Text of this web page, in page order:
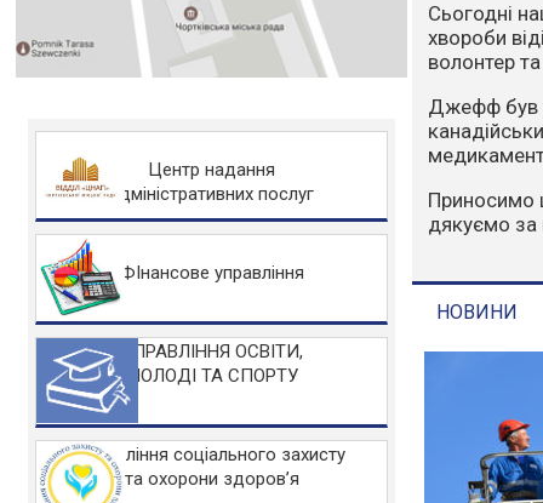
Центр надання
адміністративних послуг
ФІнансове управління
УПРАВЛІННЯ ОСВІТИ,
МОЛОДІ ТА СПОРТУ
Управління соціального захисту
та охорони здоров’я
Впродовж
посуха та
стихійне
Варто
людський
захисту
Основні